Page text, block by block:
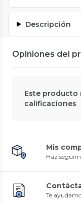
Descripción
Opiniones del
Este producto
calificaciones
Mis
Haz
Te